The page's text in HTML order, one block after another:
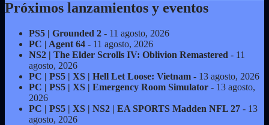
Próximos lanzamientos y eventos
PS5 | Grounded 2 - 11 agosto, 2026
PC | Agent 64 - 11 agosto, 2026
NS2 | The Elder Scrolls IV: Oblivion Remastered - 11
agosto, 2026
PC | PS5 | XS | Hell Let Loose: Vietnam - 13 agosto, 2026
PC | PS5 | XS | Emergency Room Simulator - 13 agosto,
2026
PC | PS5 | XS | NS2 | EA SPORTS Madden NFL 27 - 13
agosto, 2026